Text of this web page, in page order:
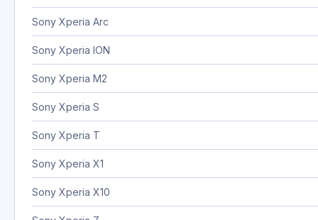
Sony Xperia Arc
Sony Xperia ION
Sony Xperia M2
Sony Xperia S
Sony Xperia T
Sony Xperia X1
Sony Xperia X10